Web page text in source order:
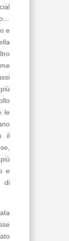
e
le
il
e
di